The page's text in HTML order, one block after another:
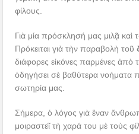
φίλους.
Γιὰ μία πρόσκλησή μας μιλᾷ καὶ
Πρόκειται γιὰ τὴν παραβολὴ τοῦ
διάφορες εἰκόνες παρμένες ἀπὸ
ὁδηγήσει σὲ βαθύτερα νοήματα
σωτηρία μας.
Σήμερα, ὁ λόγος γιὰ ἕναν
μοιραστεῖ τὴ χαρά του μὲ τοὺς